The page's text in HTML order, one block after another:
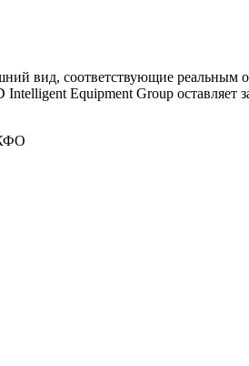
вид, соответствующие реальным
Equipment Group